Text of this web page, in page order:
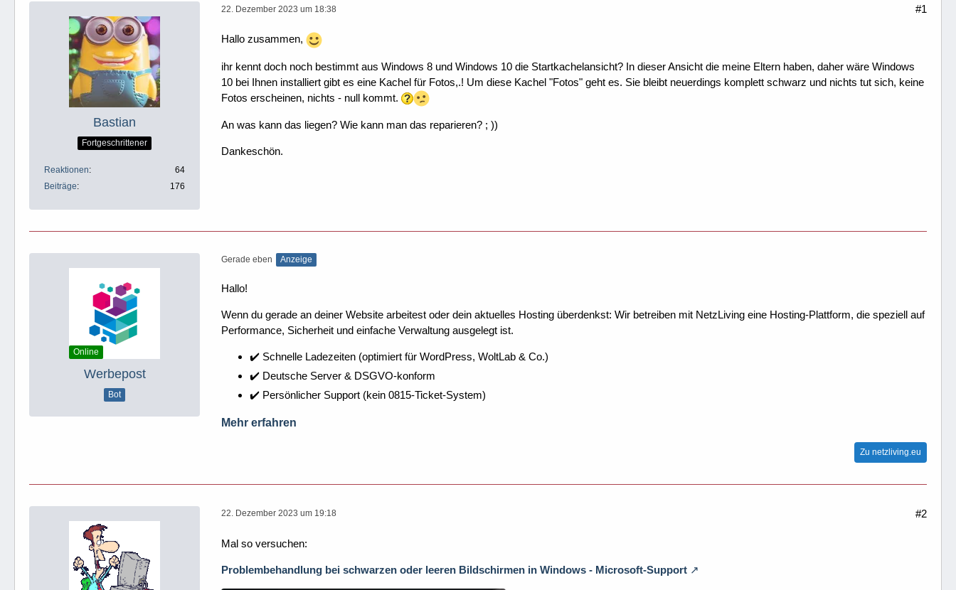
Bastian
Fortgeschrittener
Reaktionen
64
Beiträge
176
22. Dezember 2023 um 18:38 #1
Hallo zusammen,
ihr kennt doch noch bestimmt aus Windows 8 und Windows 10 die Startkachelansicht? In dieser Ansicht die meine Eltern haben, daher wäre Windows
10 bei Ihnen installiert gibt es eine Kachel für Fotos,.! Um diese Kachel "Fotos" geht es. Sie bleibt neuerdings komplett schwarz und nichts tut sich, keine
Fotos erscheinen, nichts - null kommt.
An was kann das liegen? Wie kann man das reparieren? ; ))
Dankeschön.
Online
Werbepost
Bot
Gerade eben Anzeige
Hallo!
Wenn du gerade an deiner Website arbeitest oder dein aktuelles Hosting überdenkst: Wir betreiben mit NetzLiving eine Hosting-Plattform, die speziell auf
Performance, Sicherheit und einfache Verwaltung ausgelegt ist.
✔️ Schnelle Ladezeiten (optimiert für WordPress, WoltLab & Co.)
✔️ Deutsche Server & DSGVO-konform
✔️ Persönlicher Support (kein 0815-Ticket-System)
Mehr erfahren
Zu netzliving.eu
22. Dezember 2023 um 19:18 #2
Mal so versuchen:
Problembehandlung bei schwarzen oder leeren Bildschirmen in Windows - Microsoft-Support